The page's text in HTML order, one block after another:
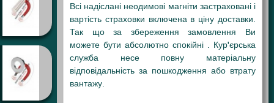
Всі надіслані неодимові магніти застраховані і
вартість страховки включена в ціну доставки.
Так що за збереження замовлення Ви
можете бути абсолютно спокійні . Кур'єрська
служба несе повну матеріальну
відповідальність за пошкодження або втрату
вантажу.